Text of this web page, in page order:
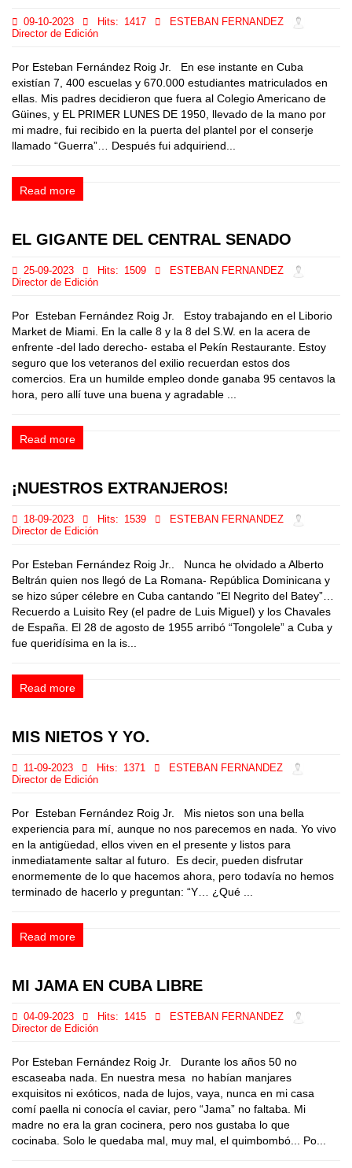
09-10-2023 Hits: 1417
ESTEBAN FERNANDEZ
Director de Edición
Por Esteban Fernández Roig Jr. En ese instante en Cuba
existían 7, 400 escuelas y 670.000 estudiantes matriculados en
ellas. Mis padres decidieron que fuera al Colegio Americano de
Güines, y EL PRIMER LUNES DE 1950, llevado de la mano por
mi madre, fui recibido en la puerta del plantel por el conserje
llamado “Guerra”… Después fui adquiriend...
Read more
EL GIGANTE DEL CENTRAL SENADO
25-09-2023 Hits: 1509
ESTEBAN FERNANDEZ
Director de Edición
Por Esteban Fernández Roig Jr. Estoy trabajando en el Liborio
Market de Miami. En la calle 8 y la 8 del S.W. en la acera de
enfrente -del lado derecho- estaba el Pekín Restaurante. Estoy
seguro que los veteranos del exilio recuerdan estos dos
comercios. Era un humilde empleo donde ganaba 95 centavos la
hora, pero allí tuve una buena y agradable ...
Read more
¡NUESTROS EXTRANJEROS!
18-09-2023 Hits: 1539
ESTEBAN FERNANDEZ
Director de Edición
Por Esteban Fernández Roig Jr.. Nunca he olvidado a Alberto
Beltrán quien nos llegó de La Romana- República Dominicana y
se hizo súper célebre en Cuba cantando “El Negrito del Batey”…
Recuerdo a Luisito Rey (el padre de Luis Miguel) y los Chavales
de España. El 28 de agosto de 1955 arribó “Tongolele” a Cuba y
fue queridísima en la is...
Read more
MIS NIETOS Y YO.
11-09-2023 Hits: 1371
ESTEBAN FERNANDEZ
Director de Edición
Por Esteban Fernández Roig Jr. Mis nietos son una bella
experiencia para mí, aunque no nos parecemos en nada. Yo vivo
en la antigüedad, ellos viven en el presente y listos para
inmediatamente saltar al futuro. Es decir, pueden disfrutar
enormemente de lo que hacemos ahora, pero todavía no hemos
terminado de hacerlo y preguntan: “Y… ¿Qué ...
Read more
MI JAMA EN CUBA LIBRE
04-09-2023 Hits: 1415
ESTEBAN FERNANDEZ
Director de Edición
Por Esteban Fernández Roig Jr. Durante los años 50 no
escaseaba nada. En nuestra mesa no habían manjares
exquisitos ni exóticos, nada de lujos, vaya, nunca en mi casa
comí paella ni conocía el caviar, pero “Jama” no faltaba. Mi
madre no era la gran cocinera, pero nos gustaba lo que
cocinaba. Solo le quedaba mal, muy mal, el quimbombó... Po...